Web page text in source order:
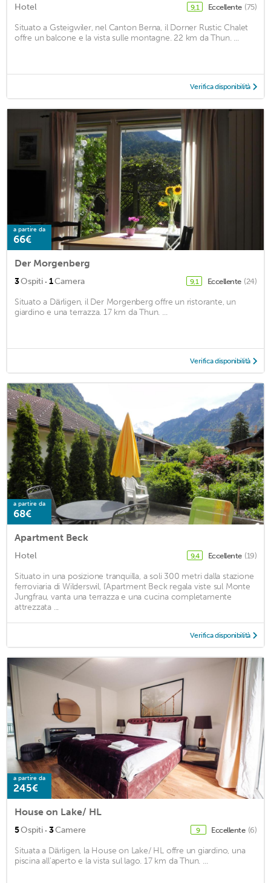
Hotel 9,1 Eccellente (75)
Situato a Gsteigwiler, nel Canton Berna, il Dorner Rustic Chalet
offre un balcone e la vista sulle montagne. 22 km da Thun. ...
Verifica disponibilità
a partire da
66€
Der Morgenberg
3Ospiti · 1Camera 9,1 Eccellente (24)
Situato a Därligen, il Der Morgenberg offre un ristorante, un
giardino e una terrazza. 17 km da Thun. ...
Verifica disponibilità
a partire da
68€
Apartment Beck
Hotel 9,4 Eccellente (19)
Situato in una posizione tranquilla, a soli 300 metri dalla stazione
ferroviaria di Wilderswil, l'Apartment Beck regala viste sul Monte
Jungfrau, vanta una terrazza e una cucina completamente
attrezzata ...
Verifica disponibilità
a partire da
245€
House on Lake/ HL
5Ospiti · 3Camere 9 Eccellente (6)
Situata a Därligen, la House on Lake/ HL offre un giardino, una
piscina all'aperto e la vista sul lago. 17 km da Thun. ...